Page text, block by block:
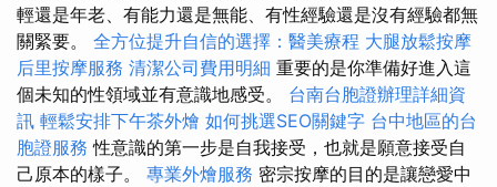
輕還是年老、有能力還是無能、有性經驗還是沒有經驗都無
關緊要。 全方位提升自信的選擇：醫美療程 大腿放鬆按摩
后里按摩服務 清潔公司費用明細 重要的是你準備好進入這
個未知的性領域並有意識地感受。 台南台胞證辦理詳細資
訊 輕鬆安排下午茶外燴 如何挑選SEO關鍵字 台中地區的台
胞證服務 性意識的第一步是自我接受，也就是願意接受自
己原本的樣子。 專業外燴服務 密宗按摩的目的是讓戀愛中